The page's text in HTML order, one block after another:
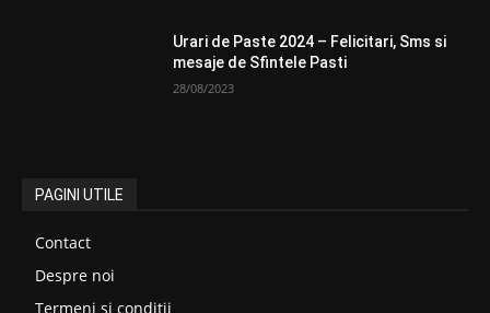
Urari de Paste 2024 – Felicitari, Sms si
mesaje de Sfintele Pasti
28/08/2023
PAGINI UTILE
Contact
Despre noi
Termeni si conditii